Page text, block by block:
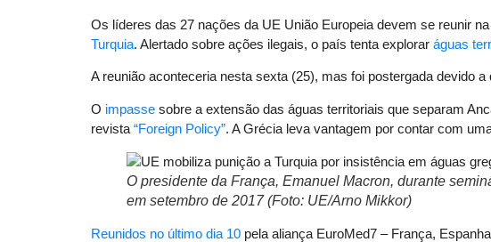
Os líderes das 27 nações da UE União Europeia devem se reunir
Turquia. Alertado sobre ações ilegais, o país tenta explorar águas
A reunião aconteceria nesta sexta (25), mas foi postergada devido
O impasse sobre a extensão das águas territoriais que separam
revista “Foreign Policy”. A Grécia leva vantagem por contar com
O presidente da França, Emanuel Macron, durante
em setembro de 2017 (Foto: UE/Arno Mikkor)
Reunidos no último dia 10 pela aliança EuroMed7 – França,